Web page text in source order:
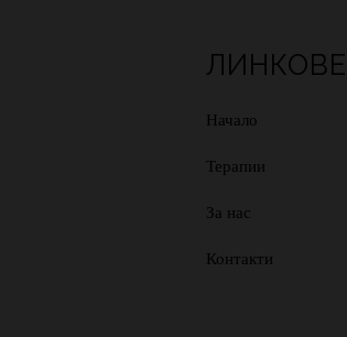
ЛИНКОВЕ
Начало
Терапии
За нас
Контакти